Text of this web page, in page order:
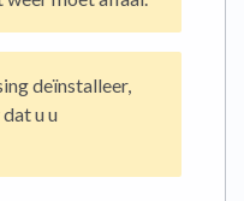
deïnstalleer,
u u